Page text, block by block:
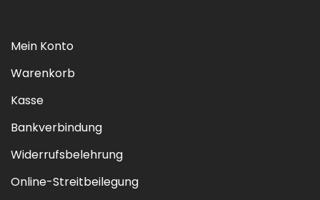
Mein Konto
Warenkorb
Kasse
Bankverbindung
Widerrufsbelehrung
Online-Streitbeilegung